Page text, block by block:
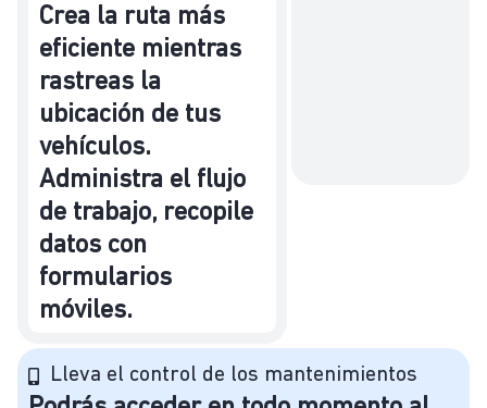
Crea la ruta más
eficiente mientras
rastreas la
ubicación de tus
vehículos.
Administra el flujo
de trabajo, recopile
datos con
formularios
móviles.
Lleva el control de los mantenimientos